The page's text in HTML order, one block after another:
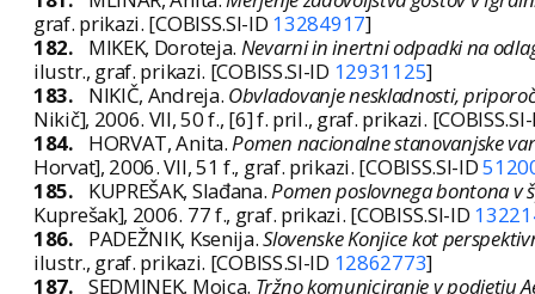
graf. prikazi. [COBISS.SI-ID 13284917]
182.
MIKEK, Doroteja. Nevarni in inertni odpadki na
ilustr., graf. prikazi. [COBISS.SI-ID 12931125]
183.
NIKIČ, Andreja. Obvladovanje neskladnosti,
Nikič], 2006. VII, 50 f., [6] f. pril., graf. prikazi.
184.
HORVAT, Anita.Pomen nacionalne stanovanjske
Horvat], 2006. VII, 51 f., graf. prikazi. [COBISS.SI-ID
185.
KUPREŠAK, Slađana.Pomen poslovnega bontona v
Kuprešak], 2006. 77 f., graf. prikazi. [COBISS.SI-ID
186.
PADEŽNIK, Ksenija.Slovenske Konjice kot
ilustr., graf. prikazi. [COBISS.SI-ID 12862773]
187. SEDMINEK, Mojca. Tržno komuniciranje v podjetju